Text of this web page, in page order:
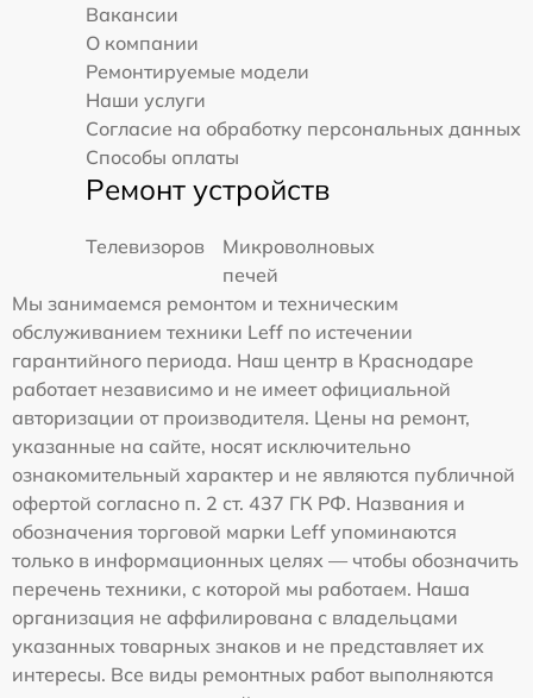
Вакансии
О компании
Ремонтируемые модели
Наши услуги
Согласие на обработку персональных данных
Способы оплаты
Ремонт устройств
Телевизоров
Микроволновых
печей
Мы занимаемся ремонтом и техническим
обслуживанием техники Leff по истечении
гарантийного периода. Наш центр в Краснодаре
работает независимо и не имеет официальной
авторизации от производителя. Цены на ремонт,
указанные на сайте, носят исключительно
ознакомительный характер и не являются публичной
офертой согласно п. 2 ст. 437 ГК РФ. Названия и
обозначения торговой марки Leff упоминаются
только в информационных целях — чтобы обозначить
перечень техники, с которой мы работаем. Наша
организация не аффилирована с владельцами
указанных товарных знаков и не представляет их
интересы. Все виды ремонтных работ выполняются